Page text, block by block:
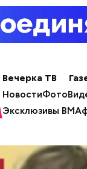
Вечерка ТВ
НовостиФото
Эксклюзивы ВМ